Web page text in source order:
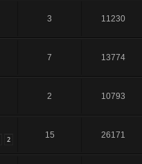
3 11230
7 13774
2 10793
2 15 26171